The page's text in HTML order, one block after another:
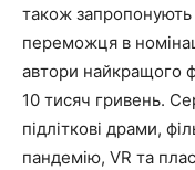
також запропонують
переможця в
автори найкращого
10 тисяч гривень.
підліткові драми,
пандемію, VR та